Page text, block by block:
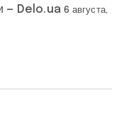
— Delo.ua 6 августа,